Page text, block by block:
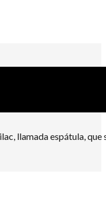
llamada espátula,